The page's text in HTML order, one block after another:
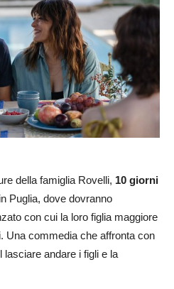
della famiglia Rovelli, 10 giorni
Puglia, dove dovranno
con cui la loro figlia maggiore
Una commedia che affronta con
lasciare andare i figli e la